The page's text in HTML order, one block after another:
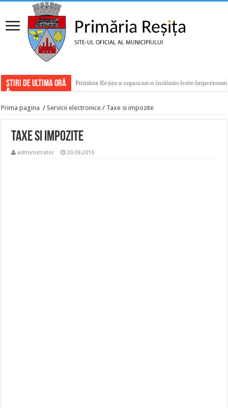
ȘTIRI DE ULTIMA ORĂ Întâlnire de lucru care a avut ca temă de discuție
Primăria Reșița a organizat o întâlnire între
Prima pagina / Servicii electronice / Taxe si impozite
Taxe si impozite
administrator 20.09.2016